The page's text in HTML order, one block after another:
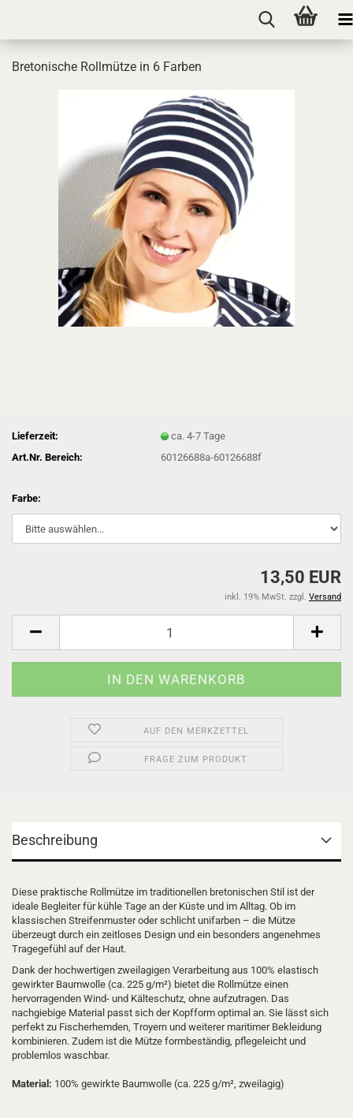
Bretonische Rollmütze in 6 Farben
Lieferzeit:
ca. 4-7 Tage
Art.Nr. Bereich:
60126688a-60126688f
Farbe:
13,50 EUR
inkl. 19% MwSt. zzgl. Versand
AUF DEN MERKZETTEL
FRAGE ZUM PRODUKT
Beschreibung
Diese praktische Rollmütze im traditionellen bretonischen Stil ist der
ideale Begleiter für kühle Tage an der Küste und im Alltag. Ob im
klassischen Streifenmuster oder schlicht unifarben – die Mütze
überzeugt durch ein zeitloses Design und ein besonders angenehmes
Tragegefühl auf der Haut.
Dank der hochwertigen zweilagigen Verarbeitung aus 100% elastisch
gewirkter Baumwolle (ca. 225 g/m²) bietet die Rollmütze einen
hervorragenden Wind- und Kälteschutz, ohne aufzutragen. Das
nachgiebige Material passt sich der Kopfform optimal an. Sie lässt sich
perfekt zu Fischerhemden, Troyern und weiterer maritimer Bekleidung
kombinieren. Zudem ist die Mütze formbeständig, pflegeleicht und
problemlos waschbar.
Material: 100% gewirkte Baumwolle (ca. 225 g/m², zweilagig)